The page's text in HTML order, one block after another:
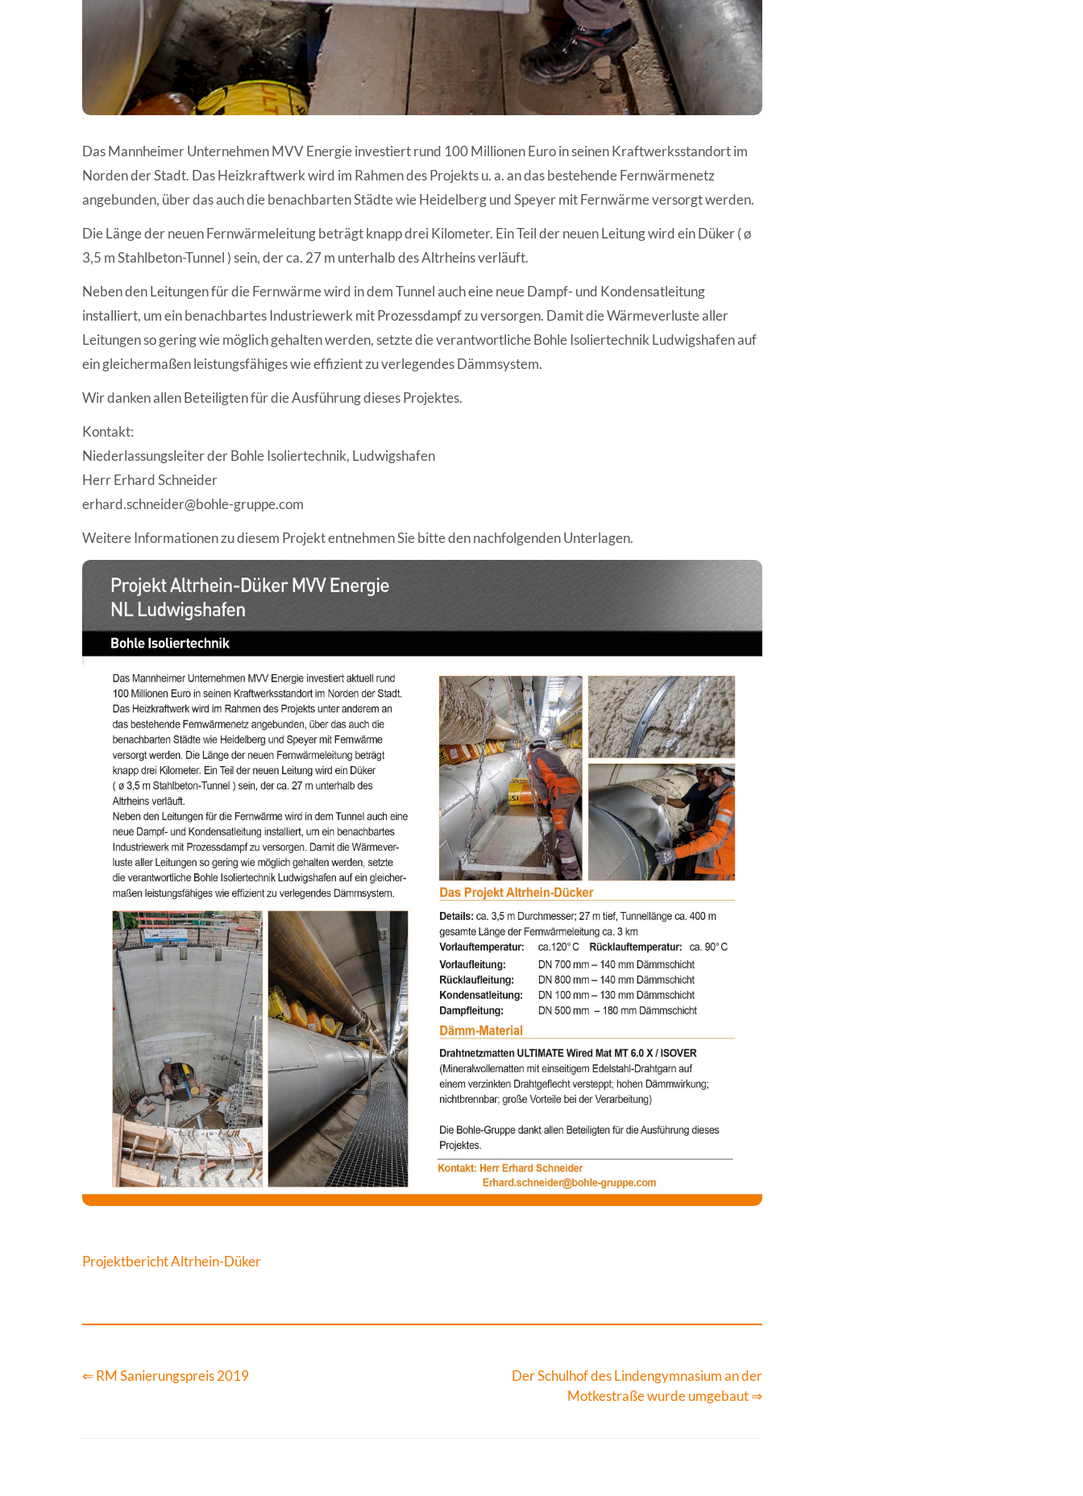
Das Mannheimer Unternehmen MVV Energie investiert rund 100 Millionen Euro in seinen Kraftwerksstandort im
Norden der Stadt. Das Heizkraftwerk wird im Rahmen des Projekts u. a. an das bestehende Fernwärmenetz
angebunden, über das auch die benachbarten Städte wie Heidelberg und Speyer mit Fernwärme versorgt werden.
Die Länge der neuen Fernwärmeleitung beträgt knapp drei Kilometer. Ein Teil der neuen Leitung wird ein Düker ( ø
3,5 m Stahlbeton-Tunnel ) sein, der ca. 27 m unterhalb des Altrheins verläuft.
Neben den Leitungen für die Fernwärme wird in dem Tunnel auch eine neue Dampf- und Kondensatleitung
installiert, um ein benachbartes Industriewerk mit Prozessdampf zu versorgen. Damit die Wärmeverluste aller
Leitungen so gering wie möglich gehalten werden, setzte die verantwortliche Bohle Isoliertechnik Ludwigshafen auf
ein gleichermaßen leistungsfähiges wie effizient zu verlegendes Dämmsystem.
Wir danken allen Beteiligten für die Ausführung dieses Projektes.
Kontakt:
Niederlassungsleiter der Bohle Isoliertechnik, Ludwigshafen
Herr Erhard Schneider
erhard.schneider@bohle-gruppe.com
Weitere Informationen zu diesem Projekt entnehmen Sie bitte den nachfolgenden Unterlagen.
Projektbericht Altrhein-Düker
⇐ RM Sanierungspreis 2019
Der Schulhof des Lindengymnasium an der
Motkestraße wurde umgebaut ⇒